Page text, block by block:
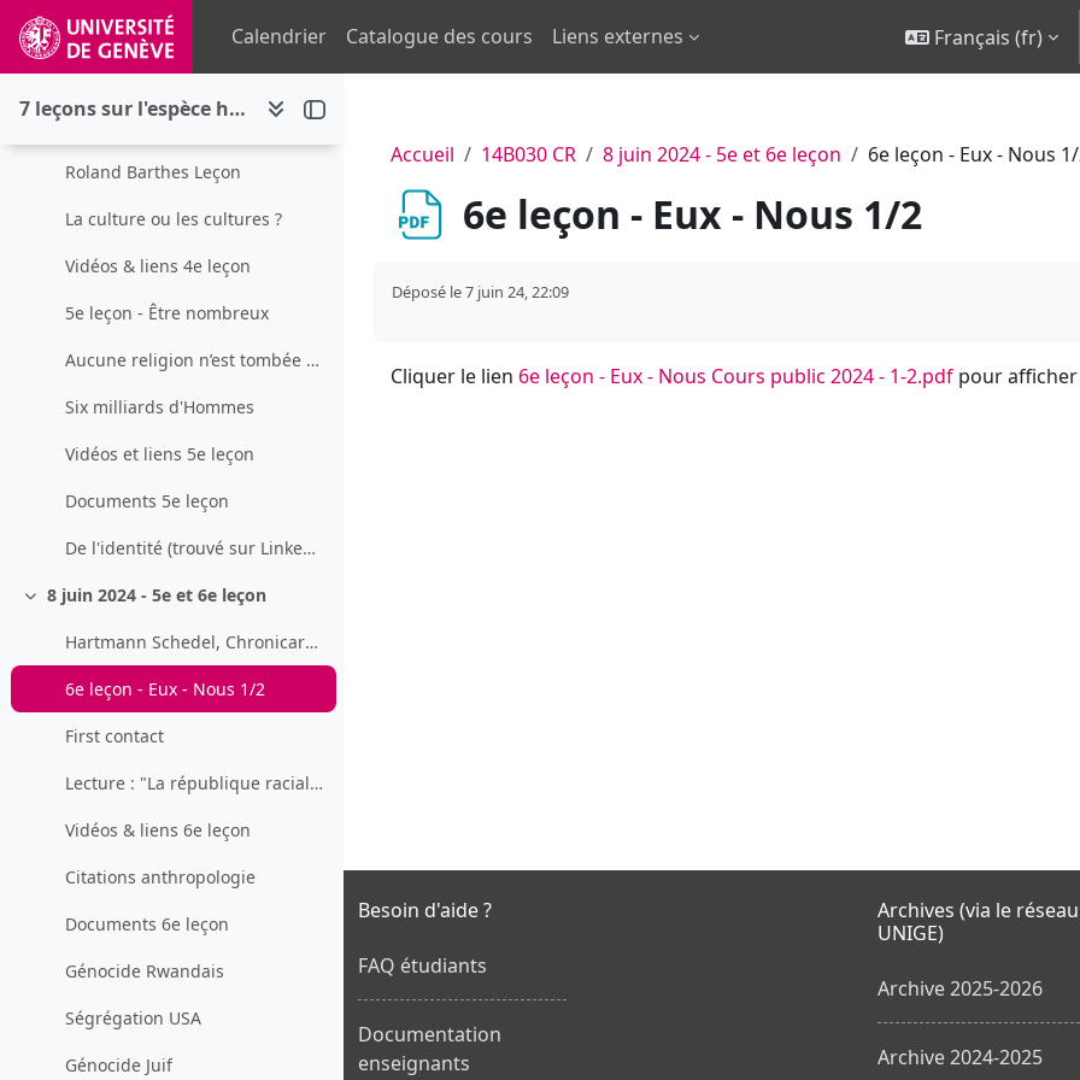
Passer au contenu principal
Calendrier
Catalogue des cours Liens externes Français ‎(fr)‎
7 leçons sur l'espèce humaine : spécificité, variabilité biologique, diversité culturelle et enjeux de société
Replier
1 juin 2024 - 4e et 5e leçon
4e leçon - Êtres de paroles
Article. Le propre de l'Homme : le verbe
Roland Barthes Leçon
La culture ou les cultures ?
Vidéos & liens 4e leçon
5e leçon - Être nombreux
Aucune religion n’est tombée du ciel
Six milliards d'Hommes
Vidéos et liens 5e leçon
Documents 5e leçon
De l'identité (trouvé sur LinkedIn)
Replier
8 juin 2024 - 5e et 6e leçon
Hartmann Schedel, Chronicarum liber…, Norimbergae, 1493
6e leçon - Eux - Nous 1/2
First contact
Lecture : "La république raciale"
Vidéos & liens 6e leçon
Citations anthropologie
Documents 6e leçon
Génocide Rwandais
Ségrégation USA
Génocide Juif
Accueil 14B030 CR 8 juin 2024 - 5e et 6e leçon 6e leçon - Eux - Nous
6e leçon - Eux - Nous 1/2
Déposé le 7 juin 24, 22:09
Cliquer le lien 6e leçon - Eux - Nous Cours public 2024 - 1-2.pdf pour afficher
Besoin d'aide ?
FAQ étudiants
Documentation
enseignants
Archives (via le réseau
UNIGE)
Archive 2025-2026
Archive 2024-2025